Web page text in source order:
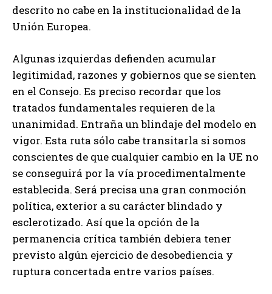
descrito no cabe en la institucionalidad de la
Unión Europea.
Algunas izquierdas defienden acumular
legitimidad, razones y gobiernos que se sienten
en el Consejo. Es preciso recordar que los
tratados fundamentales requieren de la
unanimidad. Entraña un blindaje del modelo en
vigor. Esta ruta sólo cabe transitarla si somos
conscientes de que cualquier cambio en la UE no
se conseguirá por la vía procedimentalmente
establecida. Será precisa una gran conmoción
política, exterior a su carácter blindado y
esclerotizado. Así que la opción de la
permanencia crítica también debiera tener
previsto algún ejercicio de desobediencia y
ruptura concertada entre varios países.